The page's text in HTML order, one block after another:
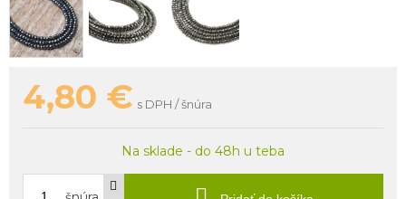
4,80 € s DPH / šnúra
Na sklade - do 48h u teba